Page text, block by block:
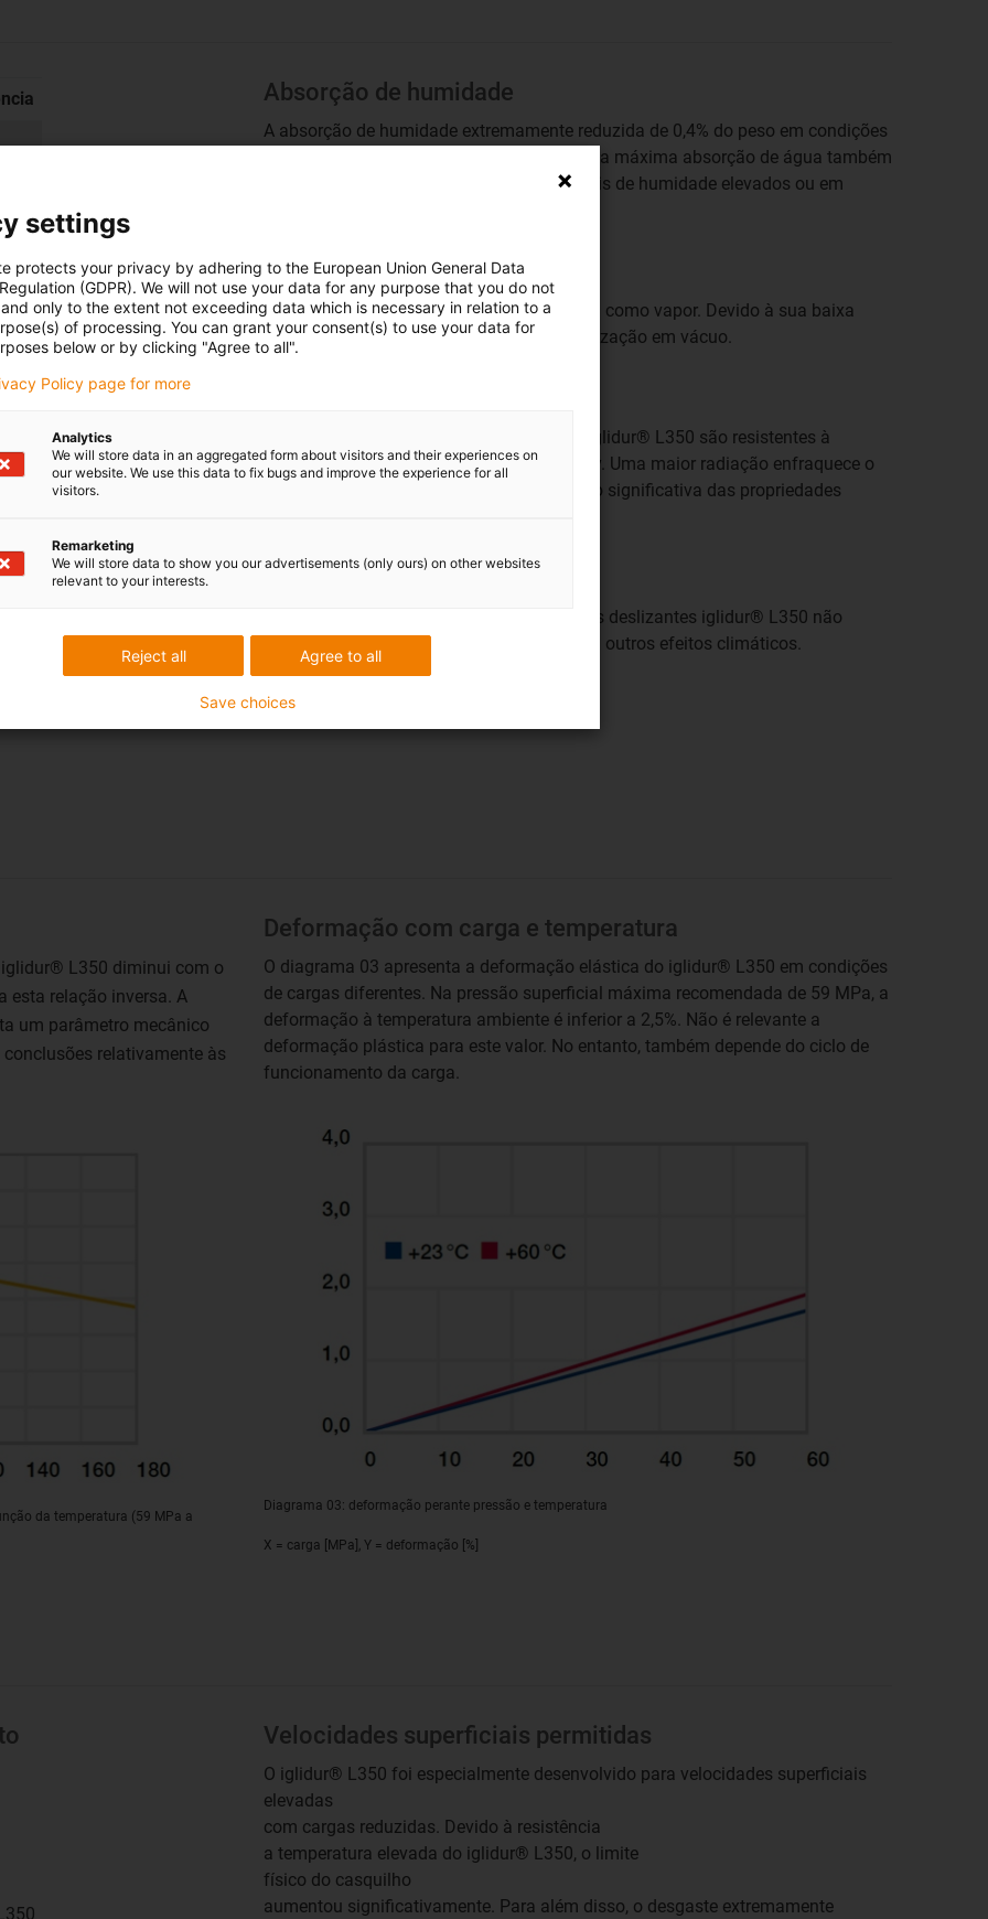
temperatura
Absorção de humidade
A absorção de humidade extremamente reduzida de 0,4% do peso em condições
climáticas normais e 1,4% do peso perante a máxima absorção de água também
permite o funcionamento contínuo em níveis de humidade elevados ou em
Vácuo
Em vácuo, a humidade existente é libertada como vapor. Devido à sua baixa
absorção de humidade, é possível uma utilização em vácuo.
Os casquilhos deslizantes fabricados em iglidur® L350 são resistentes à
radiação até uma intensidade de 2 x 10² Gy. Uma maior radiação enfraquece o
material e poderá resultar numa diminuição significativa das propriedades
Resistente a raios UV
As propriedades do material dos casquilhos deslizantes iglidur® L350 não
mudam quando expostos a radiação UV ou outros efeitos climáticos.
L350 diminui com o
esta relação inversa. A
um parâmetro mecânico
relativamente às
da temperatura (59 MPa a
Deformação com carga e temperatura
O diagrama 03 apresenta a deformação elástica do iglidur® L350 em condições
de cargas diferentes. Na pressão superficial máxima recomendada de 59 MPa, a
deformação à temperatura ambiente é inferior a 2,5%. Não é relevante a
deformação plástica para este valor. No entanto, também depende do ciclo de
funcionamento da carga.
Diagrama 03: deformação perante pressão e temperatura
X = carga [MPa], Y = deformação [%]
Velocidades superficiais permitidas
O iglidur® L350 foi especialmente desenvolvido para velocidades superficiais
elevadas
com cargas reduzidas. Devido à resistência
a temperatura elevada do iglidur® L350, o limite
físico do casquilho
aumentou significativamente. Para além disso, o desgaste extremamente
settings
protects your privacy by adhering to the European Union General Data
(GDPR). We will not use your data for any purpose that you do not
only to the extent not exceeding data which is necessary in relation to a
of processing. You can grant your consent(s) to use your data for
below or by clicking "Agree to all".
Policy page for more
Analytics
We will store data in an aggregated form about visitors and their experiences on
our website. We use this data to fix bugs and improve the experience for all
visitors.
Remarketing
We will store data to show you our advertisements (only ours) on other websites
relevant to your interests.
Agree to all
Reject all
Save choices